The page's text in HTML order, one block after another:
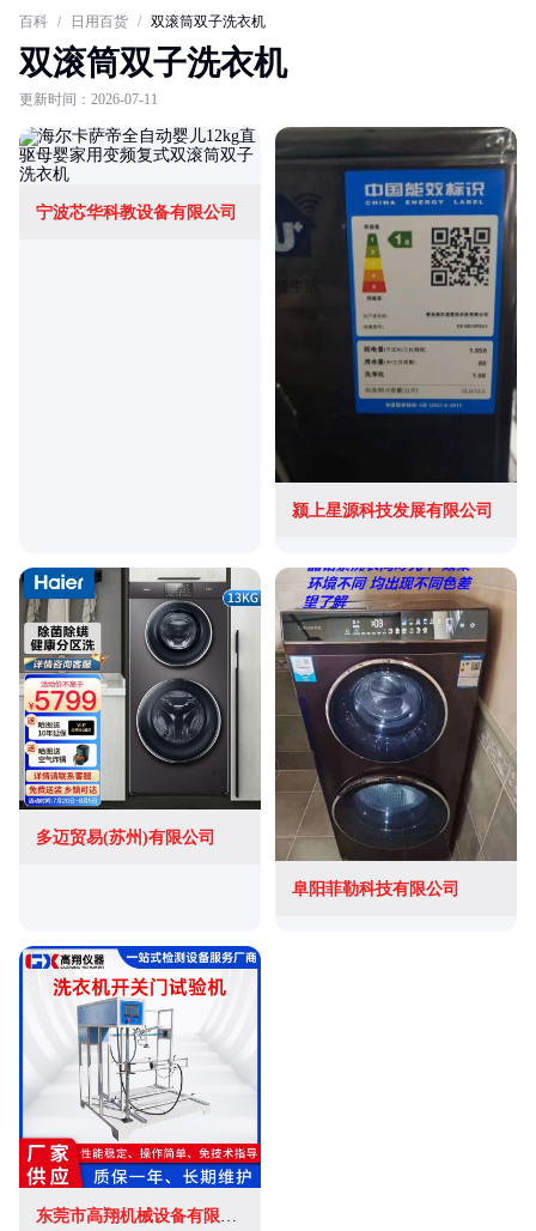
百科 / 日用百货 / 双滚筒双子洗衣机
双滚筒双子洗衣机
更新时间：2026-07-11
宁波芯华科教设备有限公司
颍上星源科技发展有限公司
多迈贸易(苏州)有限公司
阜阳菲勒科技有限公司